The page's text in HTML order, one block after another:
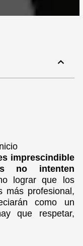
imprescindible
no intenten
lograr que los
más profesional,
como un
que respetar,